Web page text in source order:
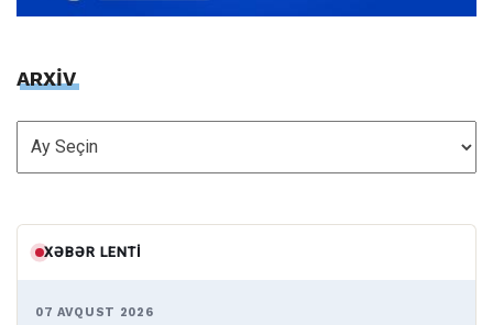
ARXİV
ARXİV
XƏBƏR LENTI
07 AVQUST 2026